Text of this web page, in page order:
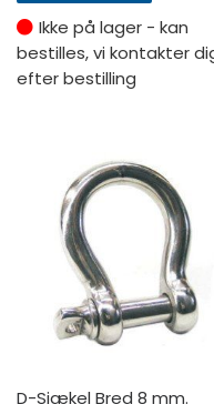
Ikke på lager - kan
bestilles, vi kontakter
efter bestilling
D-Sjækel Bred 8 mm.